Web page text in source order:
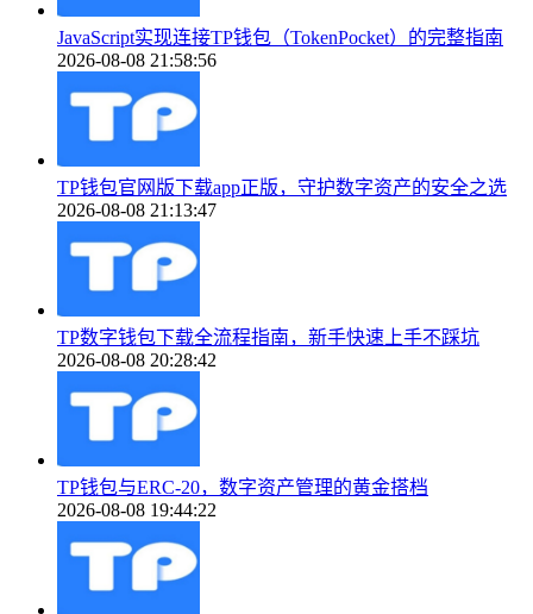
JavaScript实现连接TP钱包（TokenPocket）的完整指南
2026-08-08 21:58:56
TP钱包官网版下载app正版，守护数字资产的安全之选
2026-08-08 21:13:47
TP数字钱包下载全流程指南，新手快速上手不踩坑
2026-08-08 20:28:42
TP钱包与ERC-20，数字资产管理的黄金搭档
2026-08-08 19:44:22